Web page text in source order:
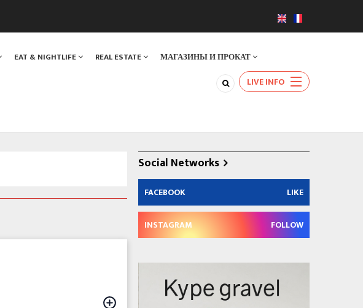
EAT & NIGHTLIFE REAL ESTATE МАГАЗИНЫ И ПРОКАТ
LIVE INFO
Social Networks
FACEBOOK LIKE
INSTAGRAM FOLLOW